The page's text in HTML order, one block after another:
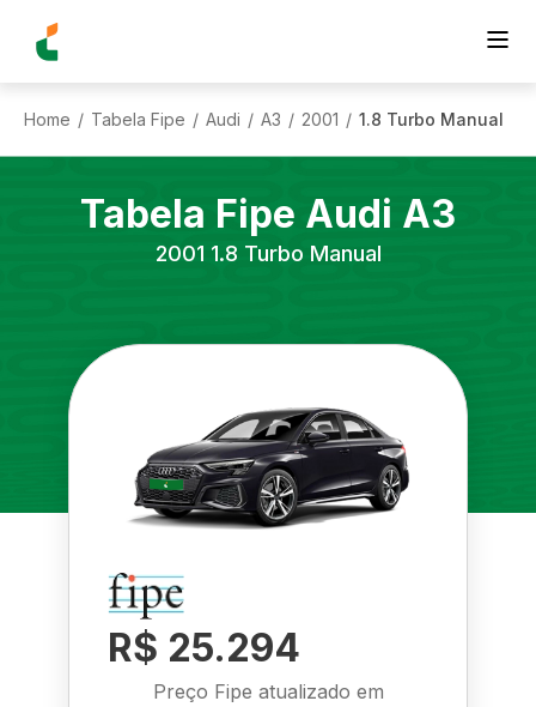
Home / Tabela Fipe / Audi / A3 / 2001 / 1.8 Turbo Manual
Tabela Fipe Audi A3
2001 1.8 Turbo Manual
R$ 25.294
Preço Fipe atualizado em